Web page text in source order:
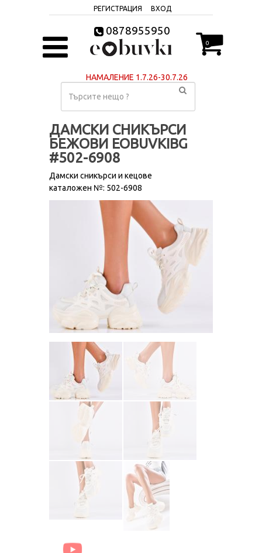
РЕГИСТРАЦИЯ ВХОД
0878955950
0
НАМАЛЕНИЕ 1.7.26-30.7.26
ДАМСКИ СНИКЪРСИ
БЕЖОВИ EOBUVKIBG
#502-6908
Дамски сникърси и кецове
каталожен №: 502-6908